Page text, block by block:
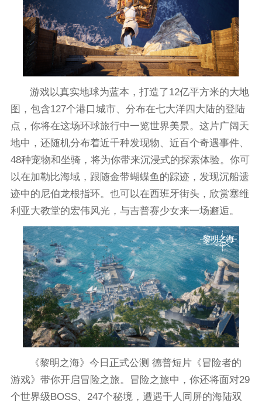
游戏以真实地球为蓝本，打造了12亿平方米的大地
图，包含127个港口城市、分布在七大洋四大陆的登陆
点，你将在这场环球旅行中一览世界美景。这片广阔天
地中，还随机分布着近千种发现物、近百个奇遇事件、
48种宠物和坐骑，将为你带来沉浸式的探索体验。你可
以在加勒比海域，跟随金带蝴蝶鱼的踪迹，发现沉船遗
迹中的尼伯龙根指环。也可以在西班牙街头，欣赏塞维
利亚大教堂的宏伟风光，与吉普赛少女来一场邂逅。
《黎明之海》今日正式公测 德普短片《冒险者的
游戏》带你开启冒险之旅。冒险之旅中，你还将面对29
个世界级BOSS、247个秘境，遭遇千人同屏的海陆双